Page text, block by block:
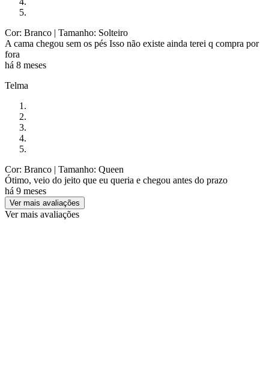
Cor: Branco | Tamanho: Solteiro
A cama chegou sem os pés Isso não existe ainda terei q compra por
fora
há 8 meses
Telma
Cor: Branco | Tamanho: Queen
Ótimo, veio do jeito que eu queria e chegou antes do prazo
há 9 meses
Ver mais avaliações
Ver mais avaliações